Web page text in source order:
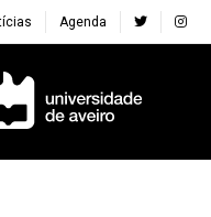
Agenda